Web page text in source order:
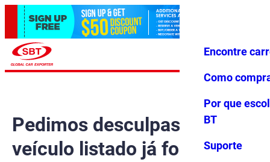
Favoritos Menu
Encontre
Como
Por que
BT
Suporte
Pedimos desculpas, mas o
veículo listado já foi